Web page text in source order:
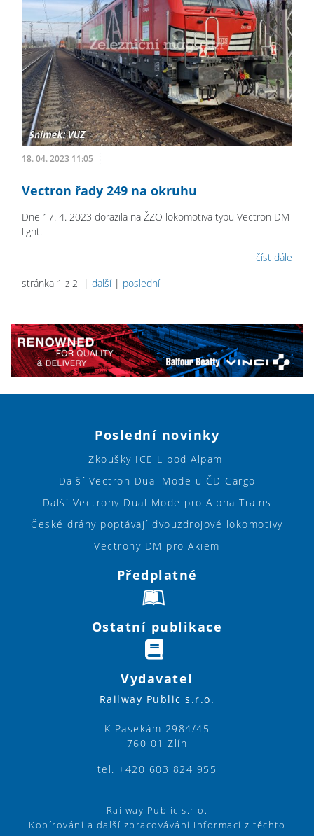
18. 04. 2023 11:05
Vectron řady 249 na okruhu
Dne 17. 4. 2023 dorazila na ŽZO lokomotiva typu Vectron DM
light.
číst dále
stránka 1 z 2 | další| poslední
Poslední novinky
Zkoušky ICE L pod Alpami
Další Vectron Dual Mode u ČD Cargo
Další Vectrony Dual Mode pro Alpha Trains
České dráhy poptávají dvouzdrojové lokomotivy
Vectrony DM pro Akiem
Předplatné
Ostatní publikace
Vydavatel
Railway Public s.r.o.
K Pasekám 2984/45
760 01 Zlín
tel. +420 603 824 955
Railway Public s.r.o.
Kopírování a další zpracovávání informací z těchto